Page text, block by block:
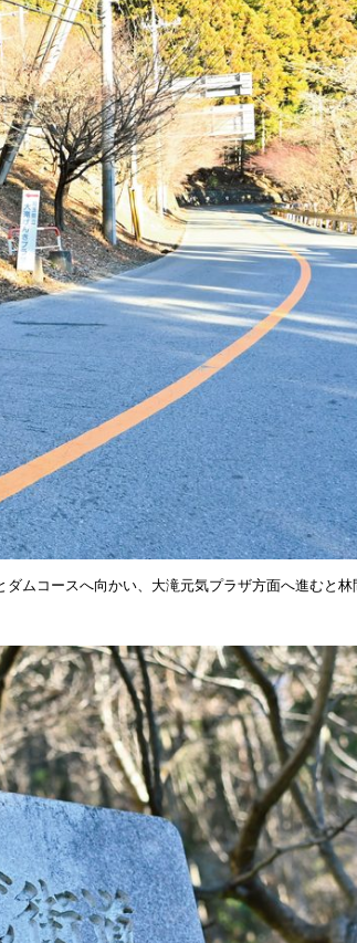
ムコースへ向かい、大滝元気プラザ方面へ進むと林